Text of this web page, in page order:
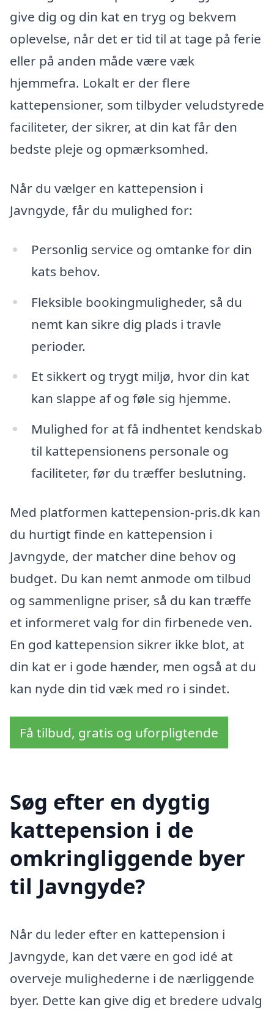
give dig og din kat en tryg og bekvem
oplevelse, når det er tid til at tage på ferie
eller på anden måde være væk
hjemmefra. Lokalt er der flere
kattepensioner, som tilbyder veludstyrede
faciliteter, der sikrer, at din kat får den
bedste pleje og opmærksomhed.
Når du vælger en kattepension i
Javngyde, får du mulighed for:
Personlig service og omtanke for din
kats behov.
Fleksible bookingmuligheder, så du
nemt kan sikre dig plads i travle
perioder.
Et sikkert og trygt miljø, hvor din kat
kan slappe af og føle sig hjemme.
Mulighed for at få indhentet kendskab
til kattepensionens personale og
faciliteter, før du træffer beslutning.
Med platformen kattepension-pris.dk kan
du hurtigt finde en kattepension i
Javngyde, der matcher dine behov og
budget. Du kan nemt anmode om tilbud
og sammenligne priser, så du kan træffe
et informeret valg for din firbenede ven.
En god kattepension sikrer ikke blot, at
din kat er i gode hænder, men også at du
kan nyde din tid væk med ro i sindet.
Få tilbud, gratis og uforpligtende
Søg efter en dygtig
kattepension i de
omkringliggende byer
til Javngyde?
Når du leder efter en kattepension i
Javngyde, kan det være en god idé at
overveje mulighederne i de nærliggende
byer. Dette kan give dig et bredere udvalg